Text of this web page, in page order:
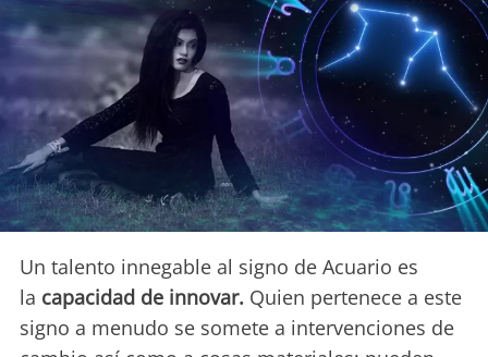
Un talento innegable al signo de Acuario es
la capacidad de innovar. Quien pertenece a este
signo a menudo se somete a intervenciones de